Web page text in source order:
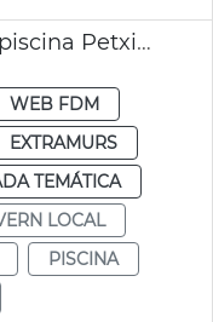
Adjudicación reparación piscina Petxina
WEB FDM
EXTRAMURS
TEMÁTICA
LOCAL
PISCINA